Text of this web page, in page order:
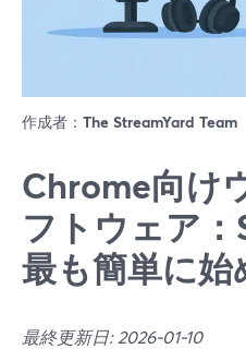
作成者： The StreamYard Team
Chrome向け
フトウェア
最も簡単に
最終更新日: 2026-01-10